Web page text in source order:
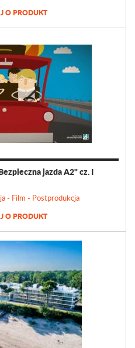
O PRODUKT
jazda A2" cz. I
- Film - Postprodukcja
O PRODUKT